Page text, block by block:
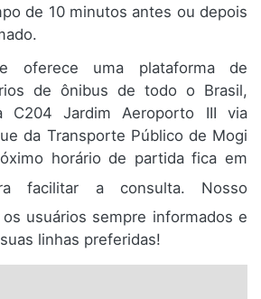
de 10 minutos antes ou depois
oferece uma plataforma de
de ônibus de todo o Brasil,
C204 Jardim Aeroporto III via
da Transporte Público de Mogi
horário de partida fica em
facilitar a consulta. Nosso
usuários sempre informados e
linhas preferidas!